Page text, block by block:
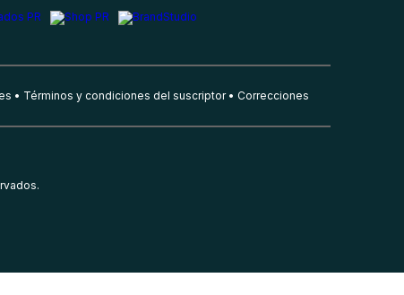
Términos y condiciones del suscriptor Correcciones